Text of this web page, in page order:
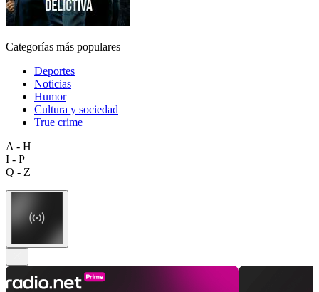
Categorías más populares
Deportes
Noticias
Humor
Cultura y sociedad
True crime
A - H
I - P
Q - Z